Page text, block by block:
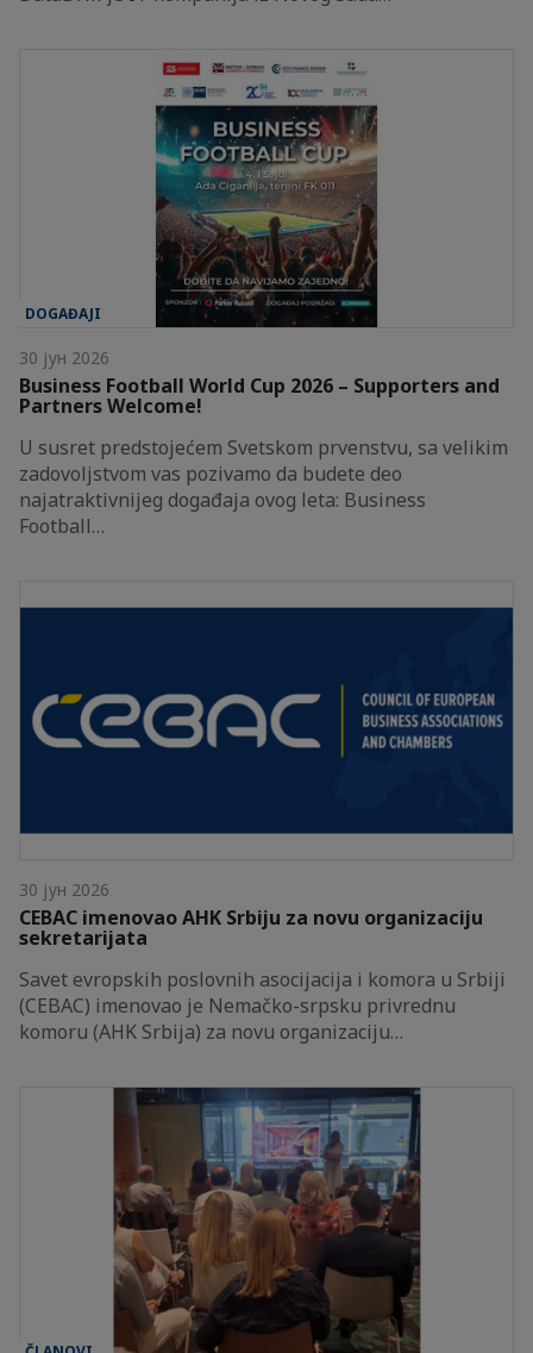
DOGAĐAJI
30 јун 2026
Business Football World Cup 2026 – Supporters and
Partners Welcome!
U susret predstojećem Svetskom prvenstvu, sa velikim
zadovoljstvom vas pozivamo da budete deo
najatraktivnijeg događaja ovog leta: Business
Football…
30 јун 2026
CEBAC imenovao AHK Srbiju za novu organizaciju
sekretarijata
Savet evropskih poslovnih asocijacija i komora u Srbiji
(CEBAC) imenovao je Nemačko-srpsku privrednu
komoru (AHK Srbija) za novu organizaciju…